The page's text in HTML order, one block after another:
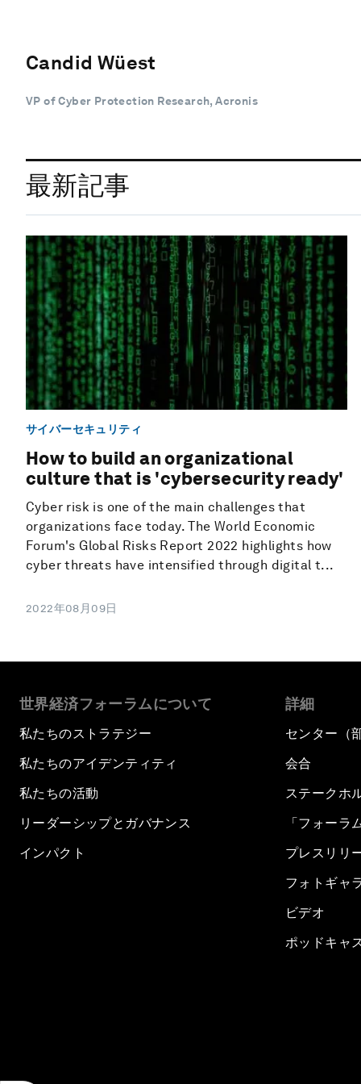
Candid Wüest
VP of Cyber Protection Research, Acronis
最新記事
サイバーセキュリティ
How to build an organizational
culture that is 'cybersecurity ready'
Cyber risk is one of the main challenges that
organizations face today. The World Economic
Forum's Global Risks Report 2022 highlights how
cyber threats have intensified through digital t...
2022年08月09日
世界経済フォーラムについて
私たちのストラテジー
私たちのアイデンティティ
私たちの活動
リーダーシップとガバナンス
インパクト
詳細
センター（
会合
ステークホ
「フォーラ
プレスリリ
フォトギャ
ビデオ
ポッドキャ